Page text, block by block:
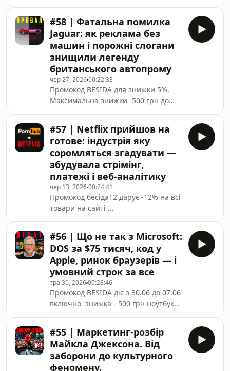
бібліотечна музика без жодних
роялті надалі, для якої в компанії
навіть є окремий внутр
https://lnk.ua/1RmR1JAfvhttps://
- більше кейсів тут!Історія «Мівіни»
починається не в Харкові й навіть
не з в&#39;єтнамця, а з японця-
банкрута під п&#39;ятдесят, який
вирішив винайти їжу для
голодних.Момофуку Андо створив
локшину швидкого приготування в
зруйнованій повоєнній
#58 | Фатальна помилка
Jaguar: як реклама без
машин і порожні слогани
знищили легенду
британського автопрому
чер 27, 202600:22:33
Промокод BESIDA для знижки 5%.
Максимальна знижки -500 грн до
замовлення)https://www.instagram.com/
- більше кейсів тут!У листопаді 2024-
го Jaguar видалив всю історію в
соціальних мережах і випустив
рекламу без жодної машини в кадрі.
За 48 годин — 160 мільйонів
переглядів, президент США писав
капслоком, мемна культура в
#57 | Netflix прийшов на
готове: індустрія яку
соромляться згадувати —
збудувала стрімінг,
платежі і веб-аналітику
чер 13, 202600:24:41
Промокод бесіда12 дарує -12% на всі
товари на сайті
дорослих виключно з історичної та
технологічної точки зору. Жодних
графічних матеріалів. Тільки цифри,
хронологія і бізнес-логіка того, як
одна індустрія сформувала
інфраструктуру сучасного інтернету.
Мета — зрозуміти, як працюють
технологічні та маркетингові
інновації, і які па
#56 | Що не так з Microsoft:
DOS за $75 тисяч, код у
Apple, ринок браузерів — і
умовний строк за все
тра 30, 202600:28:46
Промокод BESIDA діє з 30.06 до 07.06
включно знижка - 500 грн ноутбуки
скористатись - введи промокод під
час замовлення на сайті ti.ua або
скажи у будь-якій торговій точці
Техно Їжак та Їжак.Безоплатний
#55 | Маркетинг-розбір
Майкла Джексона. Від
заборони до культурного
феномену.